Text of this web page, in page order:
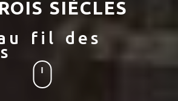
SIÈCLES
fil des